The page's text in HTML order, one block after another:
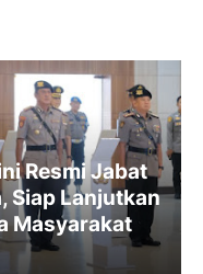
Resmi Jabat
Siap Lanjutkan
Masyarakat